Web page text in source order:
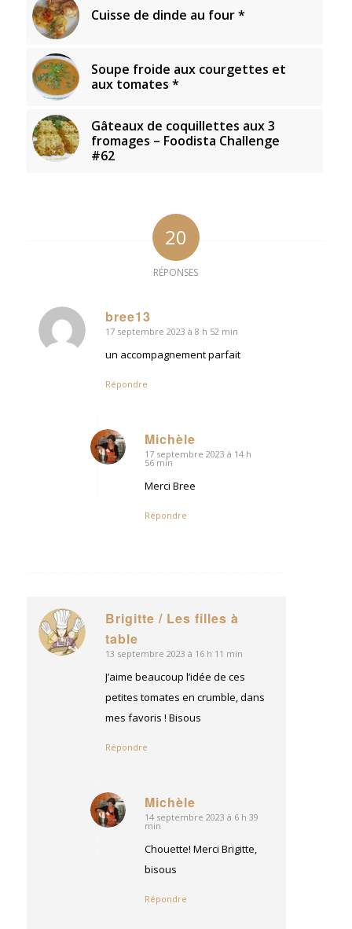
Cuisse de dinde au four *
Soupe froide aux courgettes et
aux tomates *
Gâteaux de coquillettes aux 3
fromages – Foodista Challenge
#62
20
RÉPONSES
bree13
dit
:
17 septembre 2023 à 8 h 52 min
un accompagnement parfait
Répondre
Michèle
dit
17 septembre 2023 à 14 h
56 min
Merci Bree
Répondre
Brigitte / Les filles à
table
dit
:
13 septembre 2023 à 16 h 11 min
J’aime beaucoup l’idée de ces
petites tomates en crumble, dans
mes favoris ! Bisous
Répondre
Michèle
dit
14 septembre 2023 à 6 h 39
min
Chouette! Merci Brigitte,
bisous
Répondre